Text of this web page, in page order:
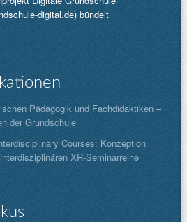
digital.de) bündelt
Pädagogik und Fachdidaktiken –
der Grundschule
Courses: Konzeption
XR-Seminarreihe